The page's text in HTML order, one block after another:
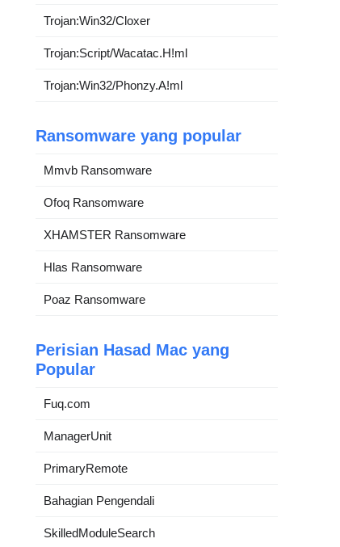
Trojan:Win32/Cloxer
Trojan:Script/Wacatac.H!ml
Trojan:Win32/Phonzy.A!ml
Ransomware yang popular
Mmvb Ransomware
Ofoq Ransomware
XHAMSTER Ransomware
Hlas Ransomware
Poaz Ransomware
Perisian Hasad Mac yang
Popular
Fuq.com
ManagerUnit
PrimaryRemote
Bahagian Pengendali
SkilledModuleSearch